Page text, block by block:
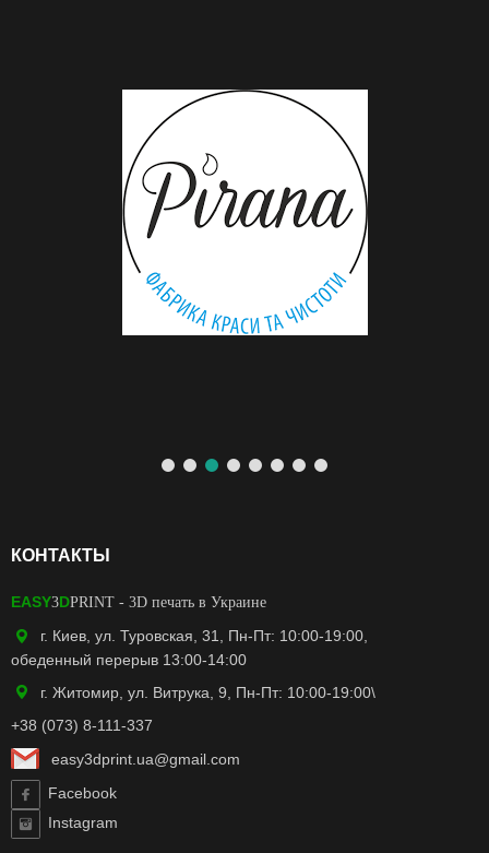
КОНТАКТЫ
EASY3DPRINT - 3D печать в Украине
г. Киев, ул. Туровская, 31, Пн-Пт: 10:00-19:00,
обеденный перерыв 13:00-14:00
г. Житомир, ул. Витрука, 9, Пн-Пт: 10:00-19:00\
+38 (073) 8-111-337
easy3dprint.ua@gmail.com
Facebook
Instagram